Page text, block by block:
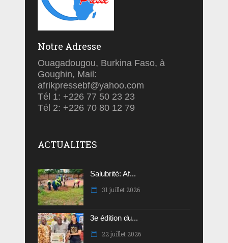
Notre Adresse
Ouagadougou, Burkina Faso, à
Goughin, Mail:
afrikpressebf@yahoo.com
Tél 1: +226 77 50 23 23
Tél 2: +226 70 80 12 79
ACTUALITES
Salubrité: Af...
31 juillet 2026
3e édition du...
22 juillet 2026